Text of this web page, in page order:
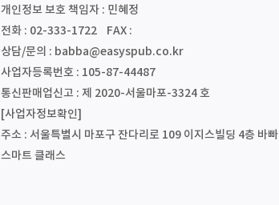
개인정보 보호 책임자 : 민혜정
전화 : 02-333-1722 FAX :
상담/문의 : babba@easyspub.co.kr
사업자등록번호 : 105-87-44487
통신판매업신고 : 제 2020-서울마포-3324 호
[사업자정보확인]
주소 : 서울특별시 마포구 잔다리로 109 이지스빌딩 4층 바빠
스마트 클래스